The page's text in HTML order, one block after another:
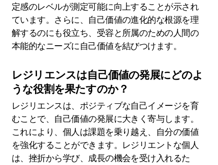
定感のレベルが測定可能に向上することが示され
ています。さらに、自己価値の進化的な根源を理
解するのにも役立ち、受容と所属のための人間の
本能的なニーズに自己価値を結びつけます。
レジリエンスは自己価値の発展にどのよ
うな役割を果たすのか？
レジリエンスは、ポジティブな自己イメージを育
むことで、自己価値の発展に大きく寄与します。
これにより、個人は課題を乗り越え、自分の価値
を強化することができます。レジリエントな個人
は、挫折から学び、成長の機会を受け入れるた